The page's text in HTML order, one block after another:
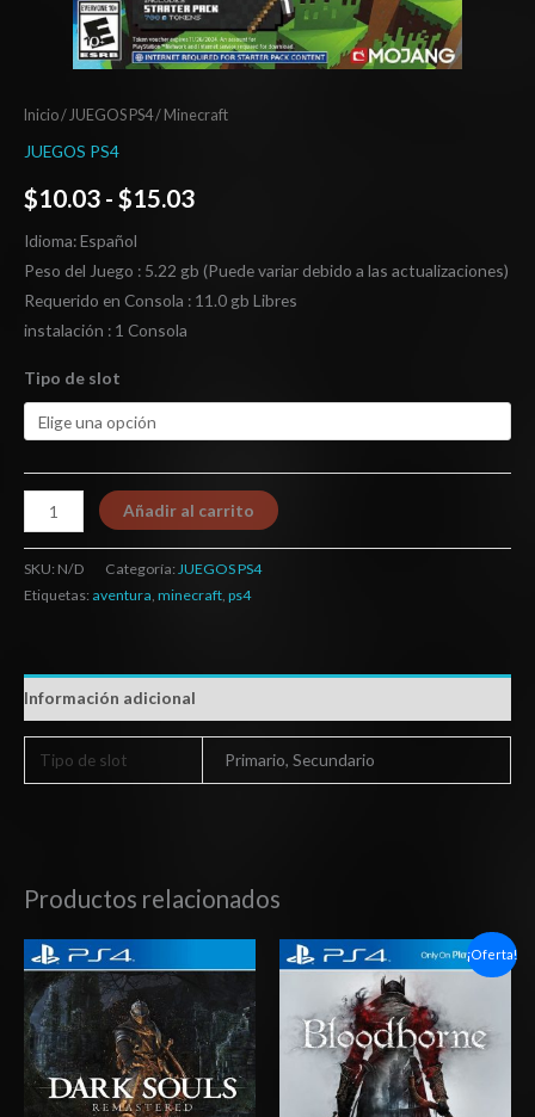
Inicio/ JUEGOS PS4/ Minecraft
JUEGOS PS4
$10.03 - $15.03
Idioma: Español
Peso del Juego : 5.22 gb (Puede variar debido a las actualizaciones)
Requerido en Consola : 11.0 gb Libres
instalación : 1 Consola
Tipo de slot
Añadir al carrito
SKU: N/D Categoría: JUEGOS PS4
Etiquetas: aventura, minecraft, ps4
Información adicional
Tipo de slot Primario, Secundario
Productos relacionados
Rango
de
precios:
desde
$20.03
hasta
$29.03
¡Oferta!
Rango
de
precios:
desde
$6.03
hasta
$10.03